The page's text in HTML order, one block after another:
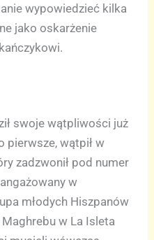
wypowiedzieć kilka
jako oskarżenie
swoje wątpliwości już
pierwsze, wątpił w
zadzwonił pod numer
w
młodych Hiszpanów
w La Isleta